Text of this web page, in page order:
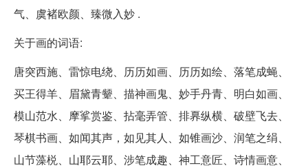
气、虞褚欧颜、臻微入妙 .
关于画的词语:
唐突西施、雷惊电绕、历历如画、历历如绘、落笔成蝇、
买王得羊、眉黛青颦、描神画鬼、妙手丹青、明白如画、
模山范水、摩挲赏鉴、拈毫弄管、排奡纵横、破壁飞去、
琴棋书画、如闻其声，如见其人、如锥画沙、润笔之绢、
山节藻棁、山耶云耶、涉笔成趣、神工意匠、诗情画意、